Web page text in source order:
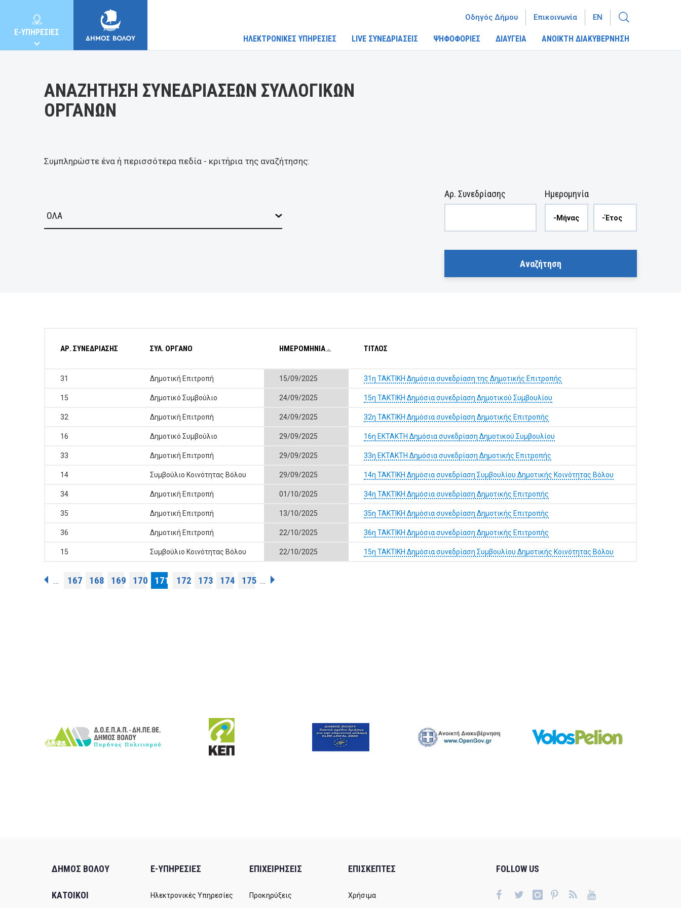
E-ΥΠΗΡΕΣΙΕΣ
ΕΠΙΧΕΙΡΗΣΕΙΣ
ΗΛΕΚΤΡΟΝΙΚΕΣ ΥΠΗΡΕΣΙΕΣ LIVE ΣΥΝΕΔΡΙΑΣΕΙΣ ΨΗΦΟΦΟΡΙΕΣ ΔΙΑΥΓΕΙΑ ΑΝΟΙΚΤΗ ΔΙΑΚΥΒΕΡΝΗΣΗ
Οδηγός Δήμου Επικοινωνία EN
ΑΝΑΖΗΤΗΣΗ ΣΥΝΕΔΡΙΑΣΕΩΝ ΣΥΛΛΟΓΙΚΩΝ
ΟΡΓΑΝΩΝ
Συμπληρώστε ένα ή περισσότερα πεδία - κριτήρια της αναζήτησης:
Ημερομηνία
Αρ. Συνεδρίασης
ΑΡ. ΣΥΝΕΔΡΙΑΣΗΣ ΣΥΛ. ΟΡΓΑΝΟ ΗΜΕΡΟΜΗΝΙΑ ΤΙΤΛΟΣ
31 Δημοτική Επιτροπή 15/09/2025 31η ΤΑΚΤΙΚΗ Δημόσια συνεδρίαση της Δημοτικής Επιτροπής
15 Δημοτικό Συμβούλιο 24/09/2025 15η ΤΑΚΤΙΚΗ Δημόσια συνεδρίαση Δημοτικού Συμβουλίου
32 Δημοτική Επιτροπή 24/09/2025 32η ΤΑΚΤΙΚΗ Δημόσια συνεδρίαση Δημοτικής Επιτροπής
16 Δημοτικό Συμβούλιο 29/09/2025 16η ΕΚΤΑΚΤΗ Δημόσια συνεδρίαση Δημοτικού Συμβουλίου
33 Δημοτική Επιτροπή 29/09/2025 33η ΕΚΤΑΚΤΗ Δημόσια συνεδρίαση Δημοτικής Επιτροπής
14 Συμβούλιο Κοινότητας Βόλου 29/09/2025 14η ΤΑΚΤΙΚΗ Δημόσια συνεδρίαση Συμβουλίου Δημοτικής Κοινότητας Βόλου
34 Δημοτική Επιτροπή 01/10/2025 34η ΤΑΚΤΙΚΗ Δημόσια συνεδρίαση Δημοτικής Επιτροπής
35 Δημοτική Επιτροπή 13/10/2025 35η ΤΑΚΤΙΚΗ Δημόσια συνεδρίαση Δημοτικής Επιτροπής
36 Δημοτική Επιτροπή 22/10/2025 36η ΤΑΚΤΙΚΗ Δημόσια συνεδρίαση Δημοτικής Επιτροπής
15 Συμβούλιο Κοινότητας Βόλου 22/10/2025 15η ΤΑΚΤΙΚΗ Δημόσια συνεδρίαση Συμβουλίου Δημοτικής Κοινότητας Βόλου
Σελίδες
… 167 168 169 170 171 172 173 174 175 …
ΔΗΜΟΣ ΒΟΛΟΥ
ΚΑΤΟΙΚΟΙ
E-ΥΠΗΡΕΣΙΕΣ
Ηλεκτρονικές Υπηρεσίες
ΕΠΙΧΕΙΡΗΣΕΙΣ
Προκηρύξεις
ΕΠΙΣΚΕΠΤΕΣ
Χρήσιμα
FOLLOW US